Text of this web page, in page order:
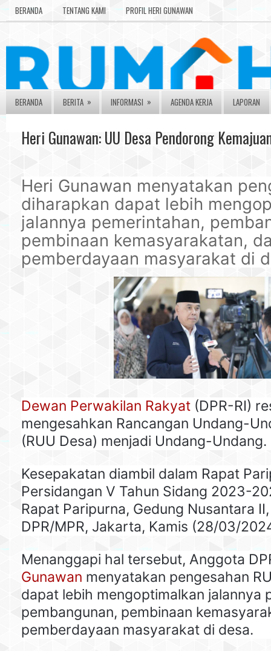
BERANDA TENTANG KAMI PROFIL HERI GUNAWAN
BERANDA BERITA » INFORMASI » AGENDA KERJA LAPORAN
Heri Gunawan: UU Desa Pendorong
Heri Gunawan menyatakan
diharapkan dapat lebih
jalannya pemerintahan,
pembinaan kemasyarakatan,
pemberdayaan masyarakat di
Dewan Perwakilan Rakyat (DPR-RI)
mengesahkan Rancangan Undang-
(RUU Desa) menjadi Undang-Undang.
Kesepakatan diambil dalam Rapat
Persidangan V Tahun Sidang 2023-
Rapat Paripurna, Gedung Nusantara
DPR/MPR, Jakarta, Kamis (28/03/
Menanggapi hal tersebut, Anggota
Gunawan menyatakan pengesahan
dapat lebih mengoptimalkan jalannya
pembangunan, pembinaan
pemberdayaan masyarakat di desa.